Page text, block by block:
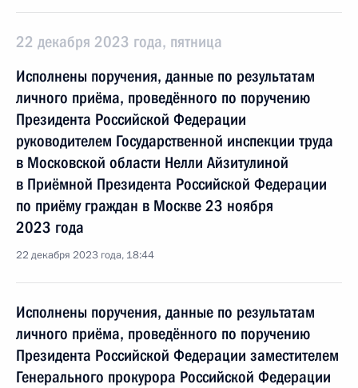
22 декабря 2023 года, пятница
Исполнены поручения, данные по результатам
личного приёма, проведённого по поручению
Президента Российской Федерации
руководителем Государственной инспекции труда
в Московской области Нелли Айзитулиной
в Приёмной Президента Российской Федерации
по приёму граждан в Москве 23 ноября
2023 года
22 декабря 2023 года, 18:44
Исполнены поручения, данные по результатам
личного приёма, проведённого по поручению
Президента Российской Федерации заместителем
Генерального прокурора Российской Федерации